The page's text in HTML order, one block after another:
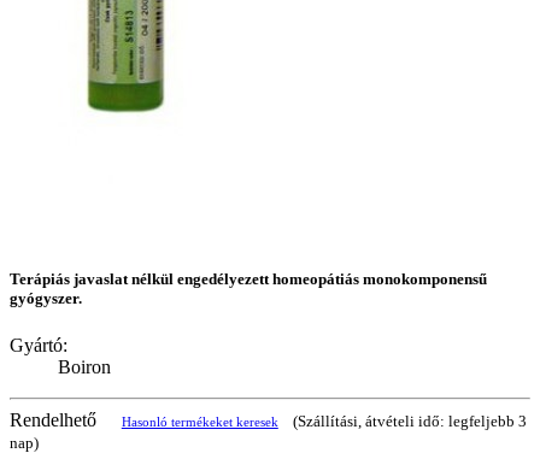
Terápiás javaslat nélkül engedélyezett homeopátiás monokomponensű
gyógyszer.
Gyártó:
Boiron
Rendelhető Hasonló termékeket keresek
(Szállítási, átvételi idő: legfeljebb 3
nap)